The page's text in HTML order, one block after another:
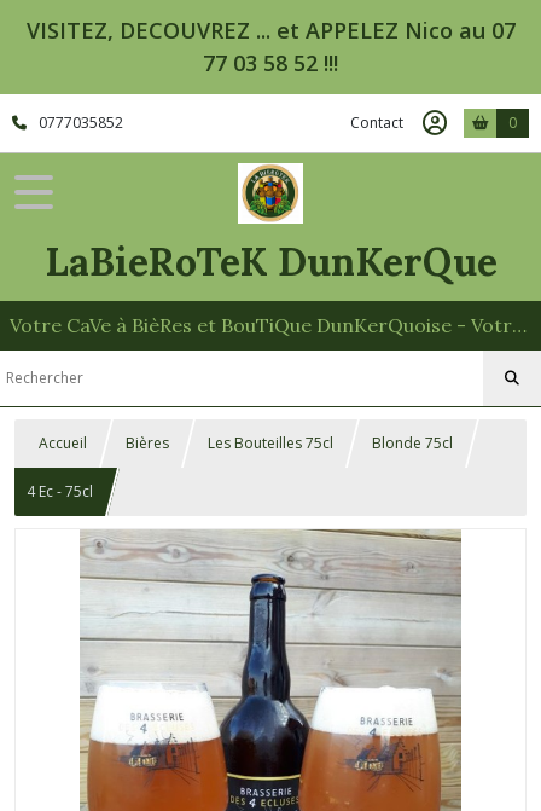
VISITEZ, DECOUVREZ ... et APPELEZ Nico au 07
77 03 58 52 !!!
0777035852 Contact 0
LaBieRoTeK DunKerQue
Votre CaVe à BièRes et BouTiQue DunKerQuoise - Votre Spécialiste des Paniers Garnis
Accueil Bières Les Bouteilles 75cl Blonde 75cl
4 Ec - 75cl